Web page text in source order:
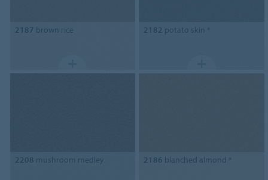
2187 brown rice 2182 potato skin *
2208 mushroom medley 2186 blanched almond *